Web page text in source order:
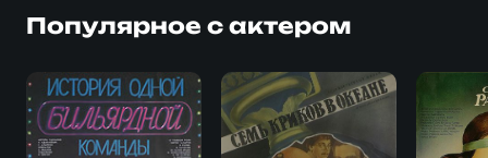
Популярное с актером